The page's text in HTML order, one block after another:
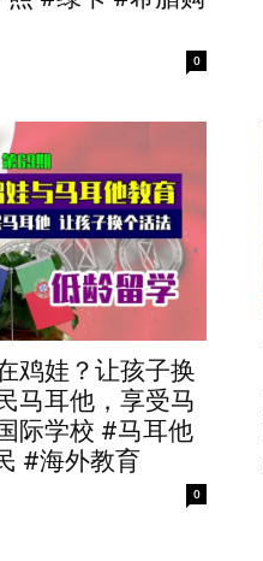
0
鸡娃？让孩子换
马耳他，享受马
际学校 #马耳他
#海外教育
0